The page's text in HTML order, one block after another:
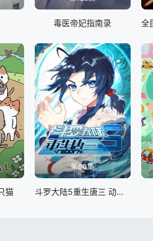
毒医帝妃指南录
猫
第80集
斗罗大陆5重生唐三 动态漫画